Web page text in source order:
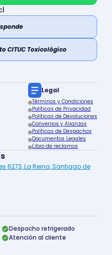
CITUC Toxicológico
Legal
Términos y Condiciones
Políticas de Privacidad
Políticas de Devoluciones
Convenios y Alianzas
Políticas de Despachos
Documentos Legales
Libro de reclamos
6273, La Reina, Santiago de
Despacho refrigerado
Atención al cliente